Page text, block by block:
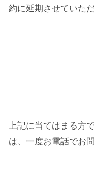
約に延期させていた
上記に当てはまる方
は、一度お電話でお